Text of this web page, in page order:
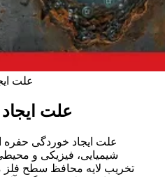
علت
علت
علت ایجاد خوردگی
شیمیایی، فیزیکی و
تخریب لایه محافظ سطح فلز